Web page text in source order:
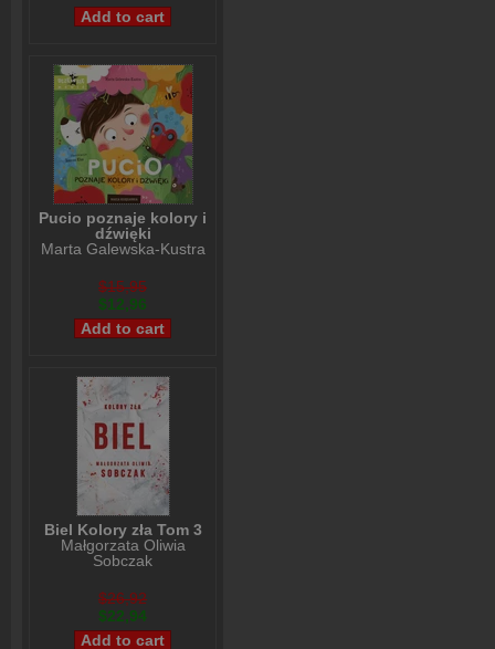
Pucio poznaje kolory i
dźwięki
Marta Galewska-Kustra
$15,95
$12,96
Biel Kolory zła Tom 3
Małgorzata Oliwia
Sobczak
$26,92
$22,94